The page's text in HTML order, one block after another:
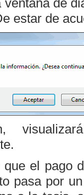
de
estar de
que el pago
pasa por